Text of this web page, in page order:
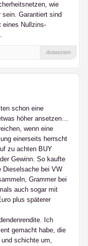
wie
sein. Garantiert sind
eines Nullzins-
Antworten
schon eine
höher ansetzen…
wenn eine
einerseits herrscht
zu achten BUY
Gewinn. So kaufte
Dieselsache bei VW
Grammer bei
auch sogar mit
plus späterer
Ich
gemacht habe, die
schichte um,